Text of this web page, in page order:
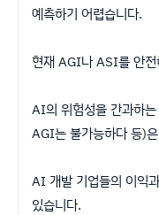
예측하기 어렵습니다.
현재 AGI나 ASI를 안전
AI의 위험성을 간과하
AGI는 불가능하다 등)
AI 개발 기업들의 이익
있습니다.